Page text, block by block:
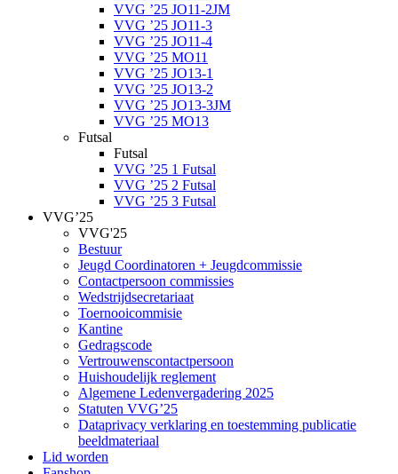
VVG ’25 JO11-2JM
VVG ’25 JO11-3
VVG ’25 JO11-4
VVG ’25 MO11
VVG ’25 JO13-1
VVG ’25 JO13-2
VVG ’25 JO13-3JM
VVG ’25 MO13
Futsal
Futsal
VVG ’25 1 Futsal
VVG ’25 2 Futsal
VVG ’25 3 Futsal
VVG’25
VVG'25
Bestuur
Jeugd Coordinatoren + Jeugdcommissie
Contactpersoon commissies
Wedstrijdsecretariaat
Toernooicommisie
Kantine
Gedragscode
Vertrouwenscontactpersoon
Huishoudelijk reglement
Algemene Ledenvergadering 2025
Statuten VVG’25
Dataprivacy verklaring en toestemming publicatie
beeldmateriaal
Lid worden